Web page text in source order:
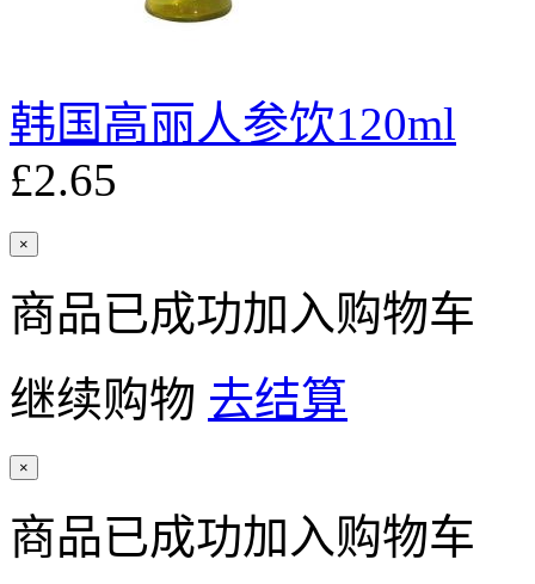
韩国高丽人参饮120ml
£2.65
×
商品已成功加入购物车
继续购物 去结算
×
商品已成功加入购物车